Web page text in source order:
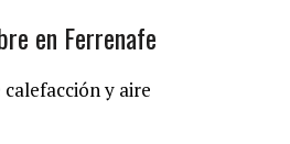
en Ferrenafe
y aire